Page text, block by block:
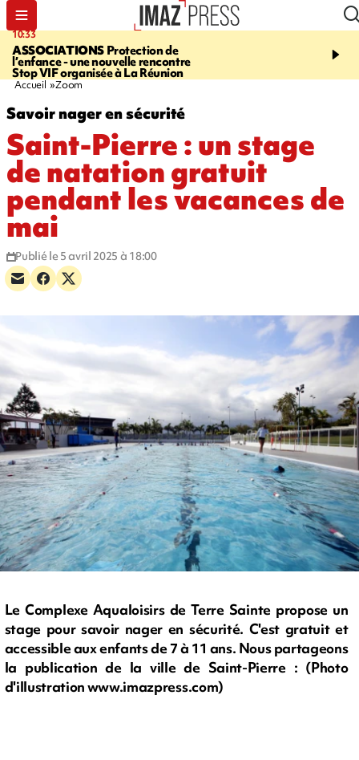
10:33
ASSOCIATIONSProtection de
l’enfance - une nouvelle rencontre
Stop VIF organisée à La Réunion
15:03
Vaste feu
l'ouest du pays, 20.000
Accueil Zoom
Savoir nager en sécurité
Saint-Pierre : un stage
de natation gratuit
pendant les vacances de
mai
Publié le 5 avril 2025 à 18:00
Le Complexe Aqualoisirs de Terre Sainte propose un
stage pour savoir nager en sécurité. C'est gratuit et
accessible aux enfants de 7 à 11 ans. Nous partageons
la publication de la ville de Saint-Pierre : (Photo
d'illustration www.imazpress.com)